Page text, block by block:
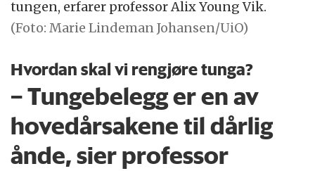
tungen, erfarer professor Alix Young Vik.
(Foto: Marie Lindeman Johansen/UiO)
Hvordan skal vi rengjøre tunga?
– Tunge­belegg er en av
hovedårsakene til dårlig
ånde, sier professor